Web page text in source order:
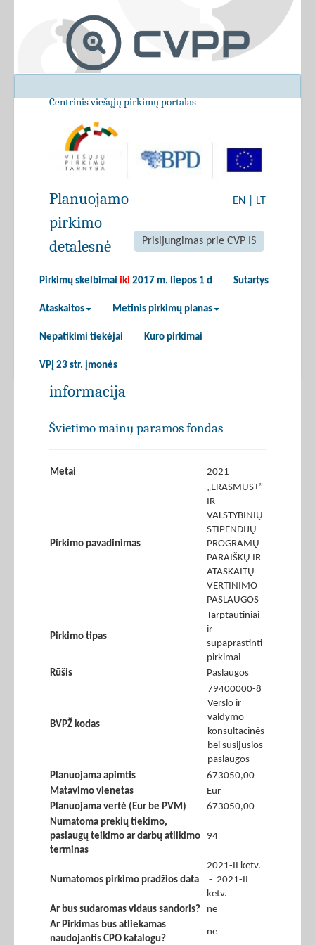
Centrinis viešųjų pirkimų portalas
EN LT
Prisijungimas prie CVP IS
Pirkimų skelbimai iki 2017 m. liepos 1 d Sutartys
Ataskaitos Metinis pirkimų planas
Nepatikimi tiekėjai Kuro pirkimai
VPĮ 23 str. įmonės
Planuojamo
pirkimo
detalesnė
informacija
Švietimo mainų paramos fondas
Metai 2021
Pirkimo pavadinimas
„ERASMUS+”
IR
VALSTYBINIŲ
STIPENDIJŲ
PROGRAMŲ
PARAIŠKŲ IR
ATASKAITŲ
VERTINIMO
PASLAUGOS
Pirkimo tipas
Tarptautiniai
ir
supaprastinti
pirkimai
Rūšis
Paslaugos
BVPŽ kodas
79400000-8
Verslo ir
valdymo
konsultacinės
bei susijusios
paslaugos
Planuojama apimtis
673050,00
Matavimo vienetas
Eur
Planuojama vertė (Eur be PVM)
673050,00
Numatoma prekių tiekimo,
paslaugų teikimo ar darbų atlikimo
terminas
94
Numatomos pirkimo pradžios data
2021-II ketv.
- 2021-II
ketv.
Ar bus sudaromas vidaus sandoris?
ne
Ar Pirkimas bus atliekamas
naudojantis CPO katalogu?
ne